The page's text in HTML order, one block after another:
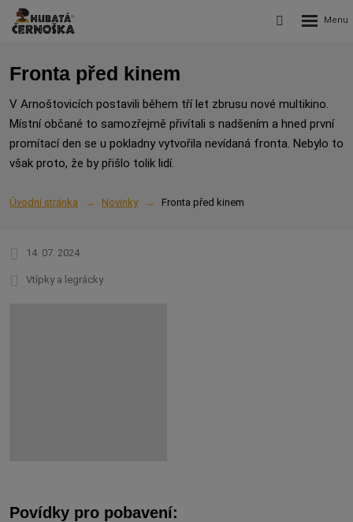
Vyhledávání
Rozbalení
Fronta před kinem
V Arnoštovicích postavili během tří let zbrusu nové multikino.
Místní občané to samozřejmě přivítali s nadšením a hned první
promítací den se u pokladny vytvořila nevídaná fronta. Nebylo to
však proto, že by přišlo tolik lidí.
Úvodní stránka Novinky Fronta před kinem
14. 07. 2024
Vtípky a legrácky
Povídky pro pobavení: